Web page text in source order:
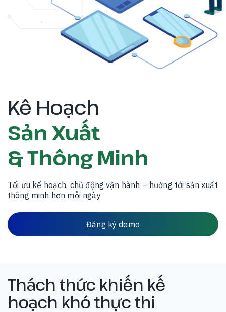
Kê Hoạch
Sản Xuất
& Thông Minh
Tối ưu kế hoạch, chủ động vận hành – hướng tới sản xuất
thông minh hơn mỗi ngày
Đăng ký demo
Thách thức khiến kế
hoạch khó thực thi